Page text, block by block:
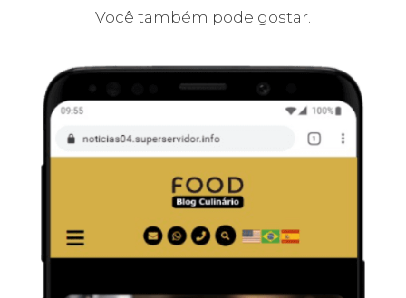
Você também pode gostar.